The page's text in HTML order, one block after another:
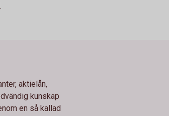
aktielån,
kunskap
en så kallad